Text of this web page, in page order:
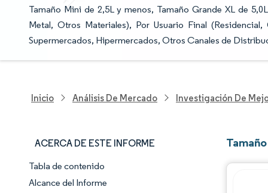
Tamaño Mini de 2,5L y menos, Tamaño Grande XL de
Metal, Otros Materiales), Por Usuario Final
Supermercados, Hipermercados, Otros Canales de
Inicio Análisis De Mercado Investigación De
ACERCA DE ESTE INFORME
Panorama del Mercado
Tabla de contenido
Alcance del Informe